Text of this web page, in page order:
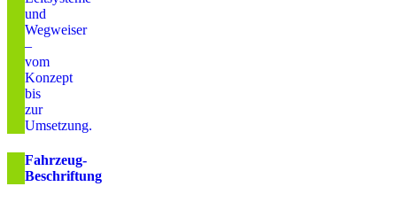
und
Wegweiser
–
vom
Konzept
bis
zur
Umsetzung.
Fahrzeug-
Beschriftung